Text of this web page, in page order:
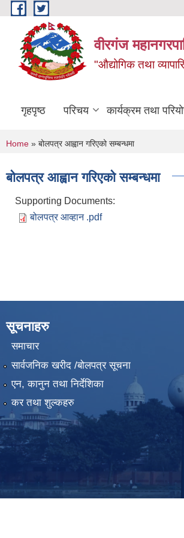
Skip to main content
वीरगंज
"औद्योगिक तथा
गृहपृष्ठ परिचय कार्यक्रम तथा
You are here
Home » बोलपत्र आह्वान गरिएको सम्बन्धमा
बोलपत्र आह्वान गरिएको सम्बन्धमा
Supporting Documents:
बोलपत्र आव्हान .pdf
सूचनाहरु
समाचार
सार्वजनिक खरीद /बोलपत्र सूचना
एन, कानुन तथा निर्देशिका
कर तथा शुल्कहरु